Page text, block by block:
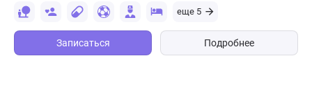
еще 5
Записаться Подробнее